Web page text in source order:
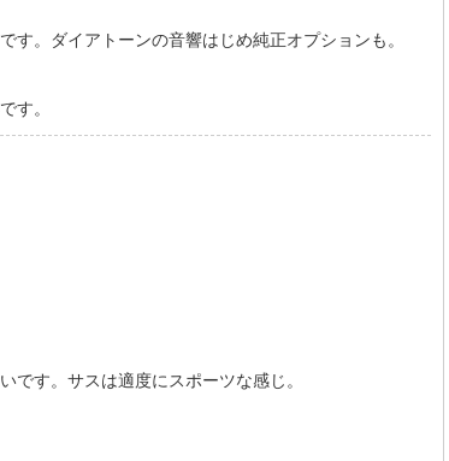
す。ダイアトーンの音響はじめ純正オプションも。
す。
です。サスは適度にスポーツな感じ。